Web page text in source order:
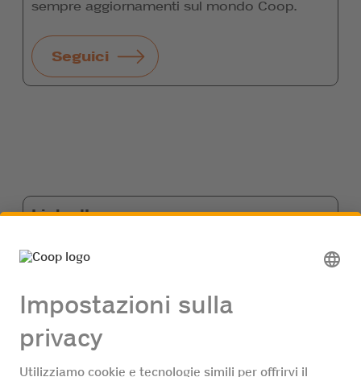
sempre aggiornamenti sul mondo Coop.
Seguici
LinkedIn
Collegati con noi su LinkedIn per ricevere